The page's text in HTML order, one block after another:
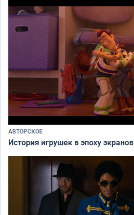
АВТОРСКОЕ
История игрушек в эпоху экранов